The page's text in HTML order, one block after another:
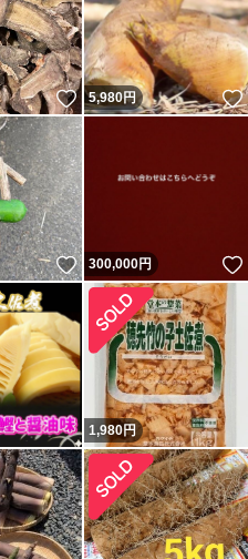
いいね！
5,980円
いいね！
300,000円
1,980円